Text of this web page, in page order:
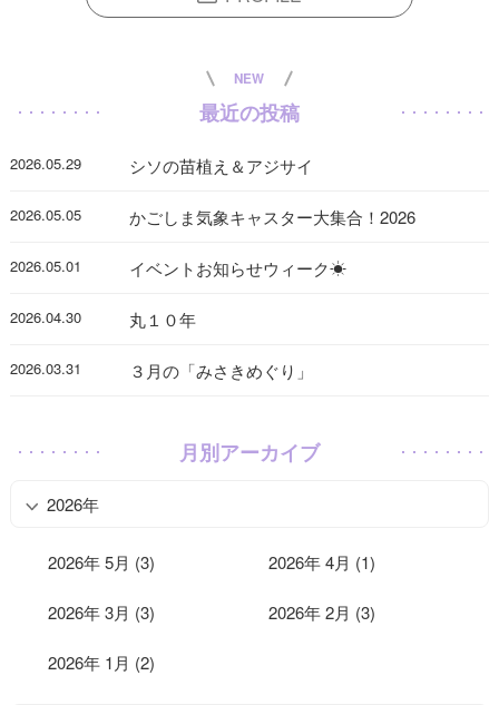
NEW
最近の投稿
2026.05.29 シソの苗植え＆アジサイ
2026.05.05 かごしま気象キャスター大集合！2026
2026.05.01 イベントお知らせウィーク☀
2026.04.30 丸１０年
2026.03.31 ３月の「みさきめぐり」
月別アーカイブ
2026年
2026年 5月 (3) 2026年 4月 (1)
2026年 3月 (3) 2026年 2月 (3)
2026年 1月 (2)